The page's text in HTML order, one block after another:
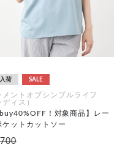
荷 SALE
メントオブシンプルライフ
ディス）
！対象商品】レー
ケットカットソー